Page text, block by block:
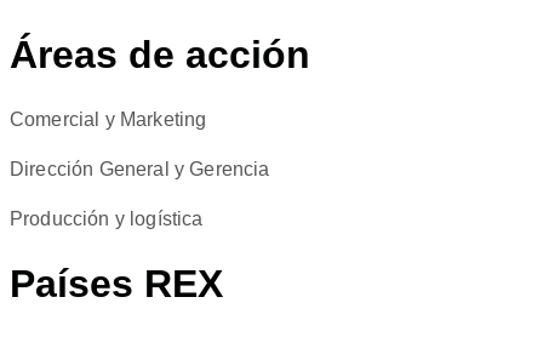
Áreas de acción
Comercial y Marketing
Dirección General y Gerencia
Producción y logística
Países REX